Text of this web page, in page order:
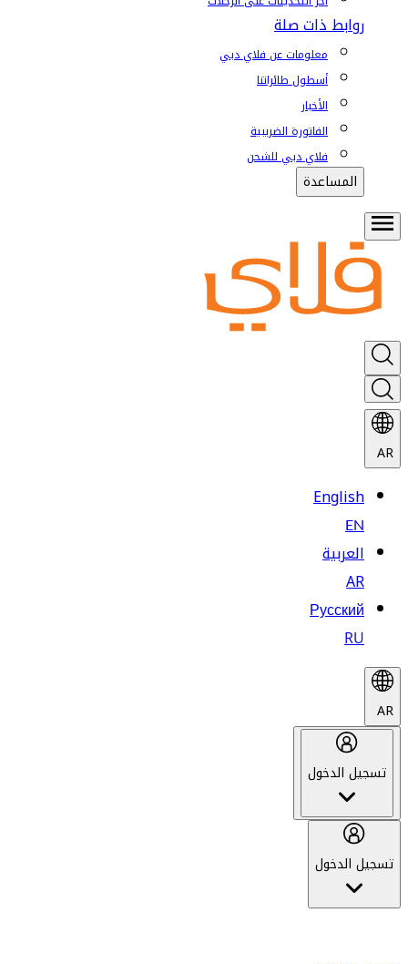
روابط ذات صلة
معلومات عن فلاي دبي
أسطول طائراتنا
الأخبار
الفاتورة الضريبية
فلاي دبي للشحن
المساعدة
AR
English
EN
العربية
AR
Русский
RU
AR
تسجيل الدخول
تسجيل الدخول